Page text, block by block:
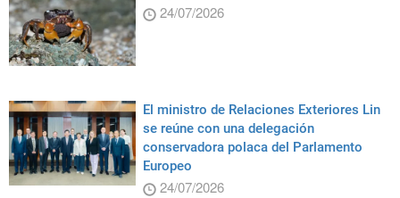
24/07/2026
El ministro de Relaciones Exteriores Lin
se reúne con una delegación
conservadora polaca del Parlamento
Europeo
24/07/2026